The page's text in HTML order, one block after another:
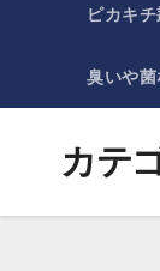
ピカキ
臭いや
カテ